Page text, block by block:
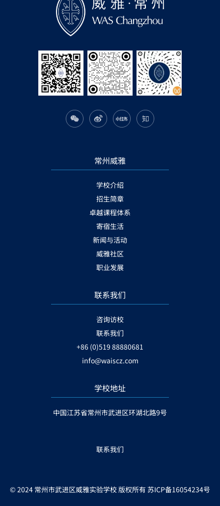
常州威雅
学校介绍
招生简章
卓越课程体系
寄宿生活
新闻与活动
威雅社区
职业发展
联系我们
咨询访校
联系我们
+86 (0)519 88880681
info@waiscz.com
学校地址
中国江苏省常州市武进区环湖北路9号
联系我们
© 2024 常州市武进区威雅实验学校 版权所有 苏ICP备16054234号